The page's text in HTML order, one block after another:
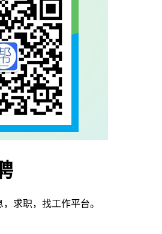
求职，找工作平台。